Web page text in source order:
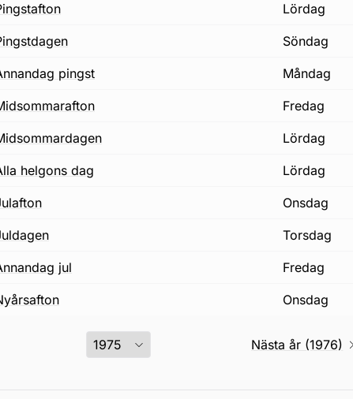
pingstafton lördag
pingstdagen söndag
annandag pingst måndag
midsommarafton fredag
midsommardagen lördag
alla helgons dag lördag
julafton onsdag
juldagen torsdag
annandag jul fredag
nyårsafton onsdag
Nästa år (1976)